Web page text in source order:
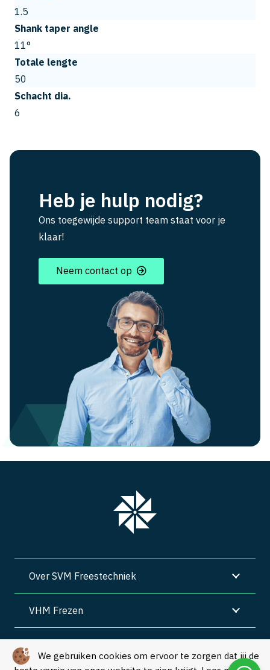
We gebruiken cookies om ervoor te zorgen dat jij de
1.5
Shank taper angle
11°
Totale lengte
50
Schacht dia.
6
Heb je hulp nodig?
Ons toegewijde support team staat voor je
klaar!
Neem contact op
Over SVM Freestechniek
VHM Frezen